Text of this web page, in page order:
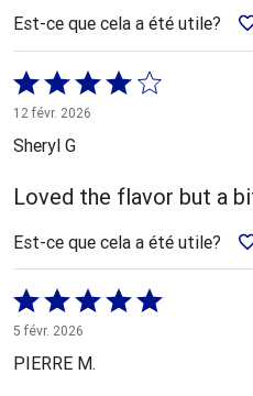
Est-ce que cela a été utile?
Coté
4 sur
5
12 févr. 2026
Sheryl G
Loved the flavor but a
Est-ce que cela a été utile?
Coté
5 sur
5
5 févr. 2026
PIERRE M.